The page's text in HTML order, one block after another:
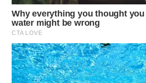
BOROBUDUR
WN
WN
SURABAYA